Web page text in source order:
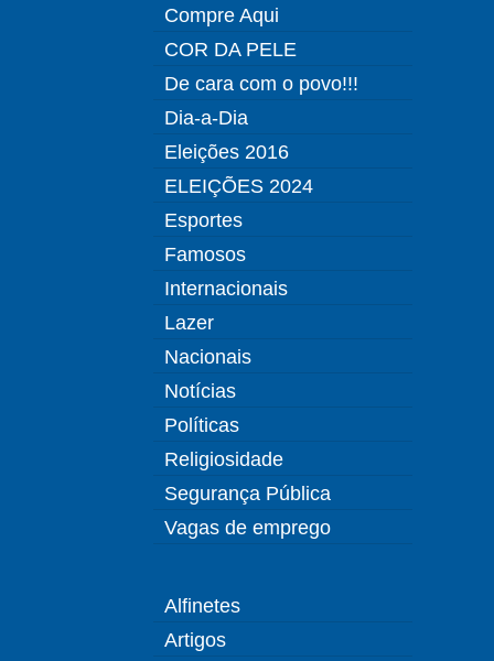
Compre Aqui
COR DA PELE
De cara com o povo!!!
Dia-a-Dia
Eleições 2016
ELEIÇÕES 2024
Esportes
Famosos
Internacionais
Lazer
Nacionais
Notícias
Políticas
Religiosidade
Segurança Pública
Vagas de emprego
Alfinetes
Artigos